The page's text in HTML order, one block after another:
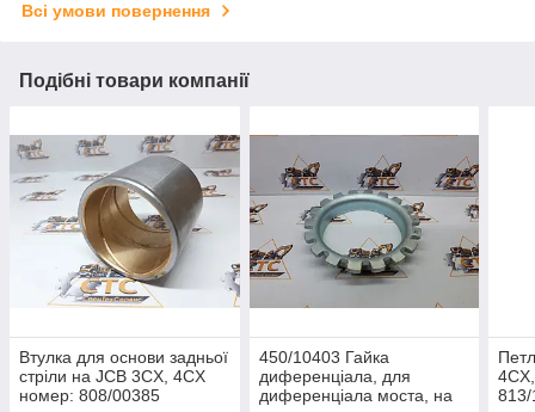
Всі умови повернення
Подібні товари компанії
Втулка для основи задньої
стріли на JCB 3CX, 4CX
номер: 808/00385
450/10403 Гайка
диференціала, для
диференціала моста, на